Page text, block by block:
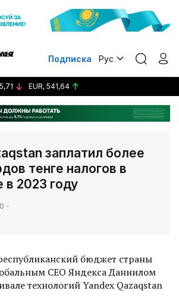
Подписка Рус
EUR, 541,64
заплатил более
тенге налогов в
в 2023 году
бюджет страны
CEO Яндекса Даниилом
технологий Yandex Qazaqstan